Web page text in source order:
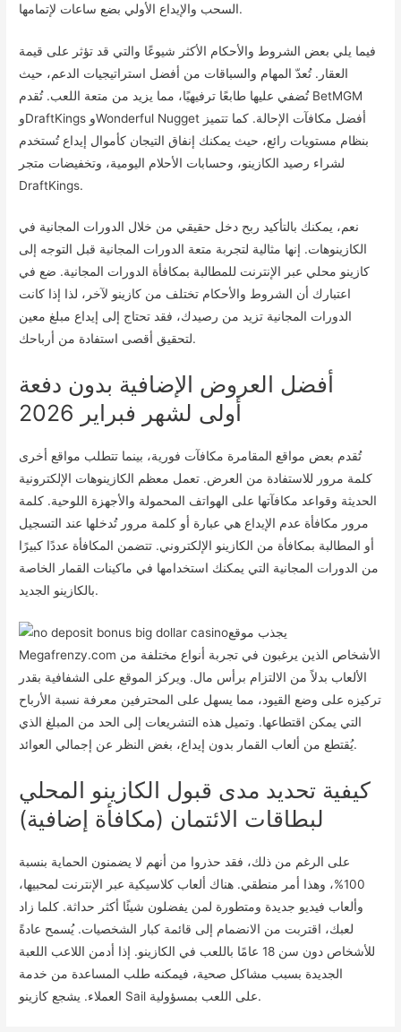
السحب والإيداع الأولي بضع ساعات لإتمامها.
فيما يلي بعض الشروط والأحكام الأكثر شيوعًا والتي قد تؤثر على قيمة
العقار. تُعدّ المهام والسباقات من أفضل استراتيجيات الدعم، حيث
تُضفي عليها طابعًا ترفيهيًا، مما يزيد من متعة اللعب. تُقدم BetMGM
وDraftKings وWonderful Nugget أفضل مكافآت الإحالة. كما تتميز
بنظام مستويات رائع، حيث يمكنك إنفاق التيجان كأموال إيداع تُستخدم
لشراء رصيد الكازينو، وحسابات الأحلام اليومية، وتخفيضات متجر
DraftKings.
نعم، يمكنك بالتأكيد ربح دخل حقيقي من خلال الدورات المجانية في
الكازينوهات. إنها مثالية لتجربة متعة الدورات المجانية قبل التوجه إلى
كازينو محلي عبر الإنترنت للمطالبة بمكافأة الدورات المجانية. ضع في
اعتبارك أن الشروط والأحكام تختلف من كازينو لآخر، لذا إذا كانت
الدورات المجانية تزيد من رصيدك، فقد تحتاج إلى إيداع مبلغ معين
لتحقيق أقصى استفادة من أرباحك.
أفضل العروض الإضافية بدون دفعة
أولى لشهر فبراير 2026
تُقدم بعض مواقع المقامرة مكافآت فورية، بينما تتطلب مواقع أخرى
كلمة مرور للاستفادة من العرض. تعمل معظم الكازينوهات الإلكترونية
الحديثة وقواعد مكافآتها على الهواتف المحمولة والأجهزة اللوحية. كلمة
مرور مكافأة عدم الإيداع هي عبارة أو كلمة مرور تُدخلها عند التسجيل
أو المطالبة بمكافأة من الكازينو الإلكتروني. تتضمن المكافأة عددًا كبيرًا
من الدورات المجانية التي يمكنك استخدامها في ماكينات القمار الخاصة
بالكازينو الجديد.
يجذب موقع
Megafrenzy.com الأشخاص الذين يرغبون في تجربة أنواع مختلفة من
الألعاب بدلاً من الالتزام برأس مال. ويركز الموقع على الشفافية بقدر
تركيزه على وضع القيود، مما يسهل على المحترفين معرفة نسبة الأرباح
التي يمكن اقتطاعها. وتميل هذه التشريعات إلى الحد من المبلغ الذي
يُقتطع من ألعاب القمار بدون إيداع، بغض النظر عن إجمالي العوائد.
كيفية تحديد مدى قبول الكازينو المحلي
لبطاقات الائتمان (مكافأة إضافية)
على الرغم من ذلك، فقد حذروا من أنهم لا يضمنون الحماية بنسبة
100%، وهذا أمر منطقي. هناك ألعاب كلاسيكية عبر الإنترنت لمحبيها،
وألعاب فيديو جديدة ومتطورة لمن يفضلون شيئًا أكثر حداثة. كلما زاد
لعبك، اقتربت من الانضمام إلى قائمة كبار الشخصيات. يُسمح عادةً
للأشخاص دون سن 18 عامًا باللعب في الكازينو. إذا أدمن اللاعب اللعبة
الجديدة بسبب مشاكل صحية، فيمكنه طلب المساعدة من خدمة
العملاء. يشجع كازينو Sail على اللعب بمسؤولية.